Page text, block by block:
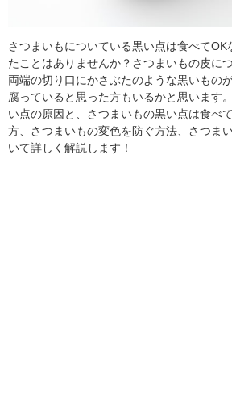
さつまいもについている黒い点は食べてOK
たことはありませんか？さつまいもの皮に
両端の切り口にかさぶたのような黒いもの
腐っていると思った方もいるかと思います
い点の原因と、さつまいもの黒い点は食べ
方、さつまいもの変色を防ぐ方法、さつま
いて詳しく解説します！